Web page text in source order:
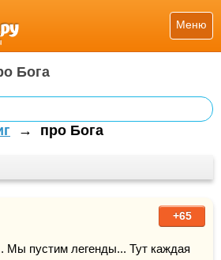
Меню
Бога
→ про Бога
+65
Мы пустим легенды... Тут каждая